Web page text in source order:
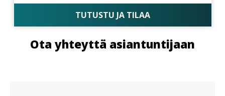
TUTUSTU JA TILAA
Ota yhteyttä asiantuntijaan